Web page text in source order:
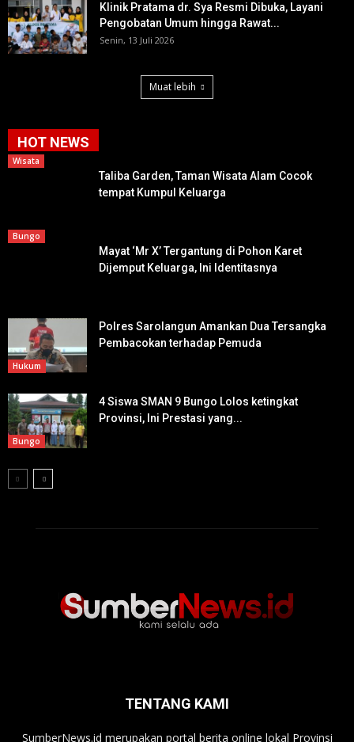
Klinik Pratama dr. Sya Resmi Dibuka, Layani
Pengobatan Umum hingga Rawat...
Senin, 13 Juli 2026
Muat lebih
HOT NEWS
Wisata
Taliba Garden, Taman Wisata Alam Cocok
tempat Kumpul Keluarga
Bungo
Mayat ‘Mr X’ Tergantung di Pohon Karet
Dijemput Keluarga, Ini Identitasnya
Hukum
Polres Sarolangun Amankan Dua Tersangka
Pembacokan terhadap Pemuda
Bungo
4 Siswa SMAN 9 Bungo Lolos ketingkat
Provinsi, Ini Prestasi yang...
TENTANG KAMI
SumberNews.id merupakan portal berita online lokal Provinsi